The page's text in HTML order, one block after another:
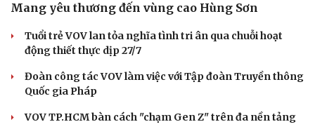
Mang yêu thương đến vùng cao Hùng Sơn
Tuổi trẻ VOV lan tỏa nghĩa tình tri ân qua chuỗi hoạt
động thiết thực dịp 27/7
Đoàn công tác VOV làm việc với Tập đoàn Truyền thông
Quốc gia Pháp
VOV TP.HCM bàn cách "chạm Gen Z" trên đa nền tảng